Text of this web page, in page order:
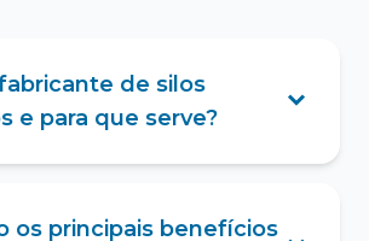
de silos
e para que serve?
os principais benefícios